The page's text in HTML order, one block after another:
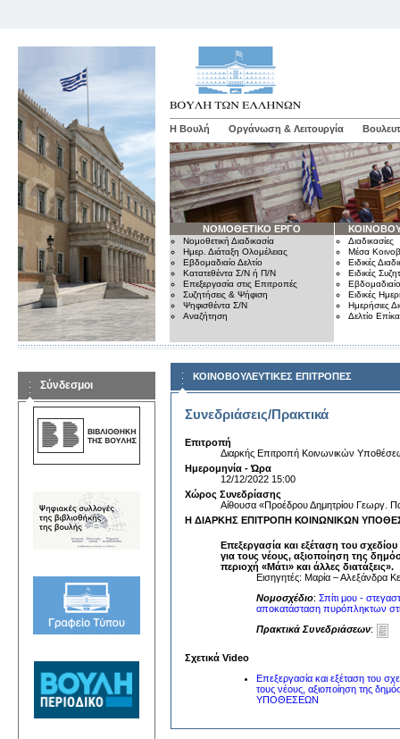
Η Βουλή Οργάνωση & Λειτουργία
ΝΟΜΟΘΕΤΙΚΟ ΕΡΓΟ
Νομοθετική Διαδικασία
Ημερ. Διάταξη Ολομέλειας
Εβδομαδιαίο Δελτίο
Κατατεθέντα Σ/Ν ή Π/Ν
Επεξεργασία στις Επιτροπές
Συζητήσεις & Ψήφιση
Ψηφισθέντα Σ/Ν
Αναζήτηση
Διαδικασίες
Μέσα
Ειδικές
Ειδικές
Εβδομαδιαίο
Ειδικές
Ημερήσιες
Δελτίο
Σύνδεσμοι
ΚΟΙΝΟΒΟΥΛΕΥΤΙΚΕΣ ΕΠΙΤΡΟΠΕΣ
Συνεδριάσεις/Πρακτικά
Επιτροπή
Διαρκής Επιτροπή Κοινωνικών
Ημερομηνία - Ώρα
12/12/2022 15:00
Χώρος Συνεδρίασης
Αίθουσα «Προέδρου Δημητρίου Γεωργ.
Η ΔΙΑΡΚΗΣ ΕΠΙΤΡΟΠΗ ΚΟΙΝΩΝΙΚΩΝ
Επεξεργασία και εξέταση του
για τους νέους, αξιοποίηση της
περιοχή «Μάτι» και άλλες διατάξεις».
Εισηγητές: Μαρία – Αλεξάνδρα
Νομοσχέδιο: Σπίτι μου -
αποκατάσταση πυρόπληκτων
Πρακτικά Συνεδριάσεων:
Σχετικά Video
Επεξεργασία και εξέταση του
τους νέους, αξιοποίηση της
ΥΠΟΘΕΣΕΩΝ